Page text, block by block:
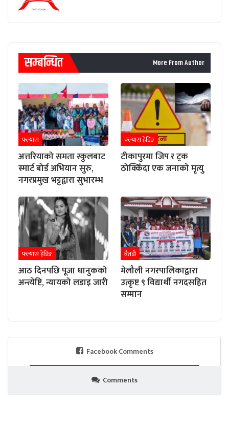
सम्बन्धित More From Author
फ्ल्यास
अत्तरियाको समता स्कुलबाट
स्मार्ट बोर्ड अभियान सुरु,
नगरप्रमुख भट्टद्वारा सुभारम्भ
फ्ल्यास हेडिङ
टीकापुरमा जिप र ट्रक
ठोक्किँदा एक जनाको मृत्यु
फ्ल्यास हेडिङ
आठ दिनपछि पूजा धानुकको
अन्त्येष्टि, न्यायको लडाइ जारी
बैतडी
मेलौली नगरपालिकाद्वारा
उत्कृष्ट ९ विद्यार्थी नगदसहित
सम्मान
Facebook Comments
Comments